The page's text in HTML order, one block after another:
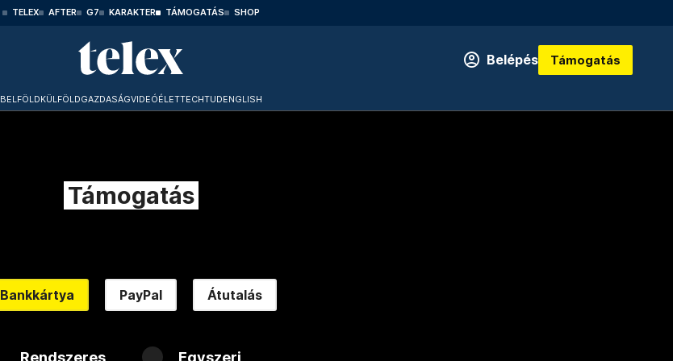
TELEX AFTER G7 KARAKTER TÁMOGATÁS SHOP
Belépés Támogatás
BELFÖLDKÜLFÖLDGAZDASÁGVIDEÓÉLETTECHTUDENGLISH
Támogatás
Bankkártya PayPal Átutalás
Rendszeres Egyszeri